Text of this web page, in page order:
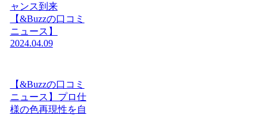
ャンス到来
【&Buzzの口コミ
ニュース】
2024.04.09
【&Buzzの口コミ
ニュース】プロ仕
様の色再現性を自